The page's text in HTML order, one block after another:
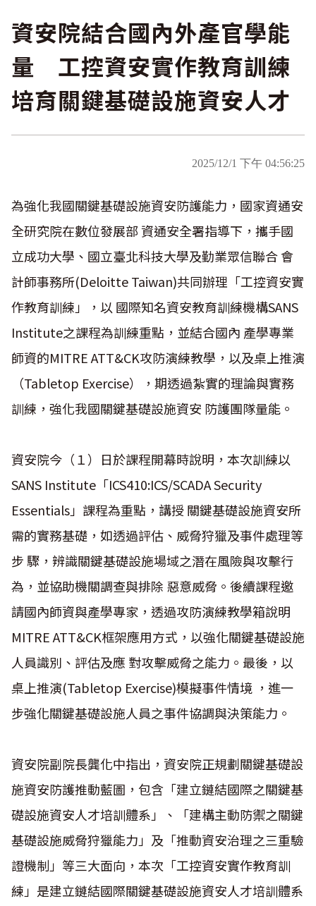
資安院結合國內外產官學能
量 工控資安實作教育訓練
培育關鍵基礎設施資安人才
2025/12/1 下午 04:56:25
為強化我國關鍵基礎設施資安防護能力，國家資通安
全研究院在數位發展部 資通安全署指導下，攜手國
立成功大學、國立臺北科技大學及勤業眾信聯合 會
計師事務所(Deloitte Taiwan)共同辦理「工控資安實
作教育訓練」，以 國際知名資安教育訓練機構SANS
Institute之課程為訓練重點，並結合國內 產學專業
師資的MITRE ATT&CK攻防演練教學，以及桌上推演
（Tabletop Exercise），期透過紮實的理論與實務
訓練，強化我國關鍵基礎設施資安 防護團隊量能。
資安院今（１）日於課程開幕時說明，本次訓練以
SANS Institute「ICS410:ICS/SCADA Security
Essentials」課程為重點，講授 關鍵基礎設施資安所
需的實務基礎，如透過評估、威脅狩獵及事件處理等
步 驟，辨識關鍵基礎設施場域之潛在風險與攻擊行
為，並協助機關調查與排除 惡意威脅。後續課程邀
請國內師資與產學專家，透過攻防演練教學箱說明
MITRE ATT&CK框架應用方式，以強化關鍵基礎設施
人員識別、評估及應 對攻擊威脅之能力。最後，以
桌上推演(Tabletop Exercise)模擬事件情境 ，進一
步強化關鍵基礎設施人員之事件協調與決策能力。
資安院副院長龔化中指出，資安院正規劃關鍵基礎設
施資安防護推動藍圖，包含「建立鏈結國際之關鍵基
礎設施資安人才培訓體系」、「建構主動防禦之關鍵
基礎設施威脅狩獵能力」及「推動資安治理之三重驗
證機制」等三大面向，本次「工控資安實作教育訓
練」是建立鏈結國際關鍵基礎設施資安人才培訓體系